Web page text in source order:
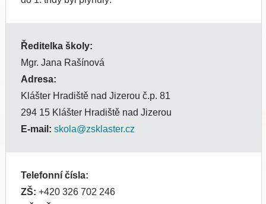
Ředitelka školy:
Mgr. Jana Rašínová
Adresa:
Klášter Hradiště nad Jizerou č.p. 81
294 15 Klášter Hradiště nad Jizerou
E-mail: skola@zsklaster.cz
Telefonní čísla:
ZŠ: +420 326 702 246